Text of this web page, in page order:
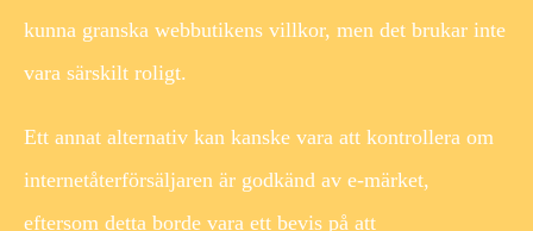
kunna granska webbutikens villkor, men det brukar inte
vara särskilt roligt.
Ett annat alternativ kan kanske vara att kontrollera om
internetåterförsäljaren är godkänd av e-märket,
eftersom detta borde vara ett bevis på att